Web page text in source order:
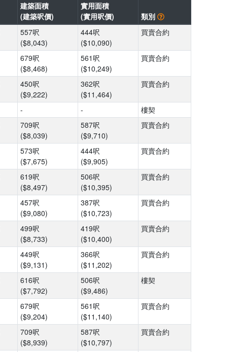
建築面積
(建築呎價)
實用面積
(實用呎價)
類別
557呎
($8,043)
444呎
($10,090)
買賣合約
679呎
($8,468)
561呎
($10,249)
買賣合約
450呎
($9,222)
362呎
($11,464)
買賣合約
- -
樓契
709呎
($8,039)
587呎
($9,710)
買賣合約
573呎
($7,675)
444呎
($9,905)
買賣合約
619呎
($8,497)
506呎
($10,395)
買賣合約
457呎
($9,080)
387呎
($10,723)
買賣合約
499呎
($8,733)
419呎
($10,400)
買賣合約
449呎
($9,131)
366呎
($11,202)
買賣合約
616呎
($7,792)
506呎
($9,486)
樓契
679呎
($9,204)
561呎
($11,140)
買賣合約
709呎
($8,939)
587呎
($10,797)
買賣合約